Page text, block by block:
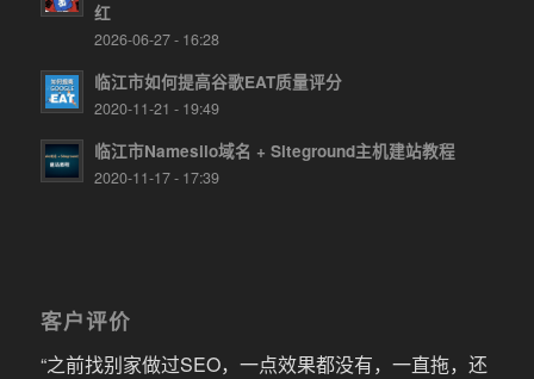
红
2026-06-27 - 16:28
临江市如何提高谷歌EAT质量评分
2020-11-21 - 19:49
临江市Namesilo域名 + Siteground主机建站教程
2020-11-17 - 17:39
客户评价
“之前找别家做过SEO，一点效果都没有，一直拖，还